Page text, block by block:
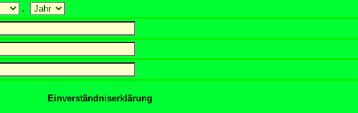
.
Einverständniserklärung